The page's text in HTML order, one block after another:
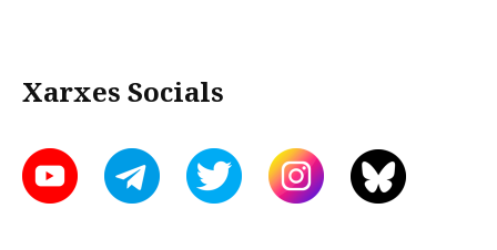
Xarxes Socials